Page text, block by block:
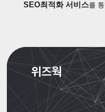
SEO최적화 서비스를
위즈웍